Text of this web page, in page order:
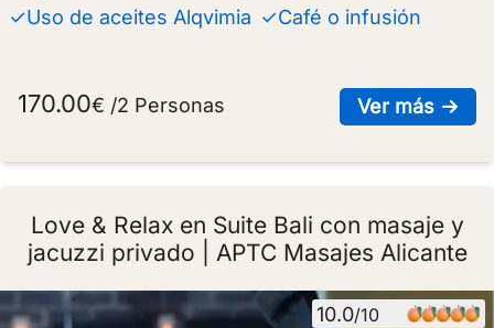
✓Uso de aceites Alqvimia ✓Café o infusión
Ver más →
170.00€ /2 Personas
Love & Relax en Suite Bali con masaje y
jacuzzi privado | APTC Masajes Alicante
10.0/10